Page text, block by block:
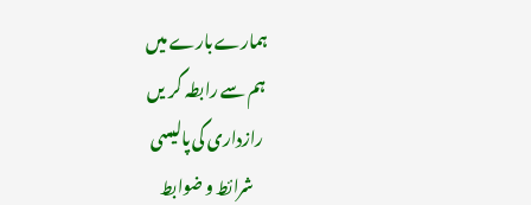
ہمارے بارے میں
ہم سے رابطہ کریں
رازداری کی پالیسی
شرائط و ضوابط